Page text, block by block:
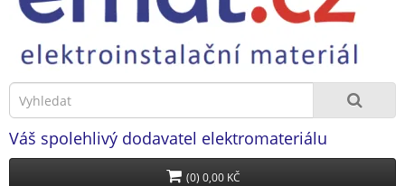
Váš spolehlivý dodavatel elektromateriálu
(0) 0,00 KČ